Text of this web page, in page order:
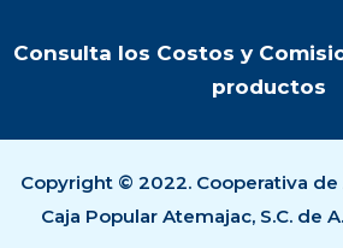
Consulta los Costos y
productos
Copyright © 2022. Cooperativa
Caja Popular Atemajac, S.C. de